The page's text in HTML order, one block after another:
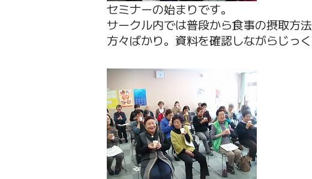
セミナーの始まりです。
サークル内では普段から食事の摂取方
方々ばかり。資料を確認しながらじっ